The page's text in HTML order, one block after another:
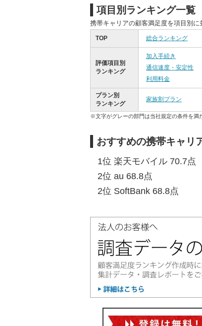
項目別ランキング一覧
携帯キャリアの顧客満足度を項目別に
TOP 総合ランキング
評価項目別
ランキング
加入手続き
通信速度・安定性
利用料金
プラン別
ランキング
家族割プラン
※文字がグレーの部門は当社規定の条件を満
おすすめの携帯キャリ
1位 楽天モバイル 70.7点
2位 au 68.8点
2位 SoftBank 68.8点